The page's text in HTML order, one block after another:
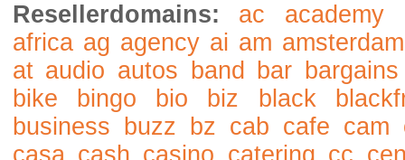
Resellerdomains: ac academy
africa ag agency ai am amsterdam
at audio autos band bar bargains
bike
bingo bio biz black
business
buzz bz cab cafe cam
casa cash casino catering cc